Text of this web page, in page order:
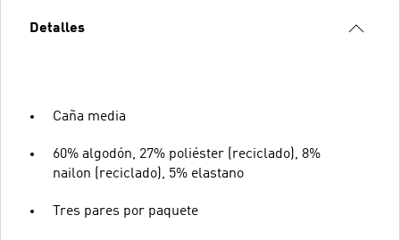
Detalles
Caña media
60% algodón, 27% poliéster (reciclado), 8%
nailon (reciclado), 5% elastano
Tres pares por paquete